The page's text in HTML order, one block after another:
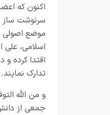
اکنون که
سرنوشت ساز
موضع اصولی
اسلامی،
اقتدا کرده
تدارک نمایند.
و من الله
جمعی از